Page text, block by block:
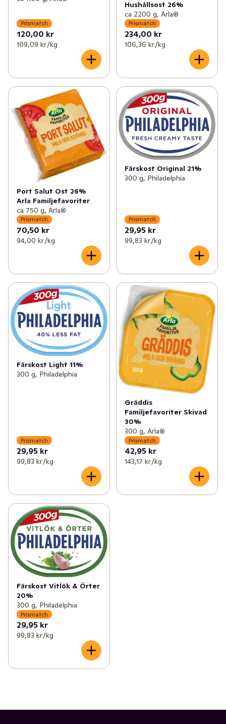
Prismatch
120,00 kr
109,09 kr /kg
Hushållsost 26%
ca 2200 g, Arla®
Prismatch
234,00 kr
106,36 kr /kg
Port Salut Ost 26%
Arla Familjefavoriter
ca 750 g, Arla®
Prismatch
70,50 kr
94,00 kr /kg
Färskost Original 21%
300 g, Philadelphia
Prismatch
29,95 kr
99,83 kr /kg
Färskost Light 11%
300 g, Philadelphia
Prismatch
29,95 kr
99,83 kr /kg
Gräddis
Familjefavoriter Skivad
30%
300 g, Arla®
Prismatch
42,95 kr
143,17 kr /kg
Färskost Vitlök & Örter
20%
300 g, Philadelphia
Prismatch
29,95 kr
99,83 kr /kg